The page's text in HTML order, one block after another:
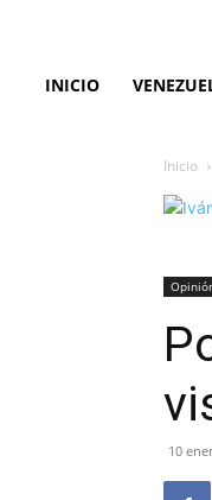
INICIO
Inicio
10